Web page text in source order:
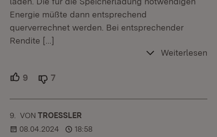
Energie müßte dann entsprechend
querverrechnet werden. Bei entsprechender
Rendite […]
Weiterlesen
9 Unterstützer.
7
9. KOMMENTAR
VON :TROESSLER
08.04.2024
18:58